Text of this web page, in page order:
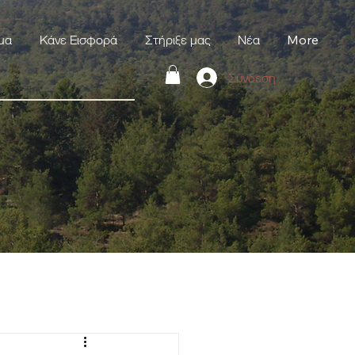
Κάνε Εισφορά Στήριξε μας Νέα More
Σύνδεση